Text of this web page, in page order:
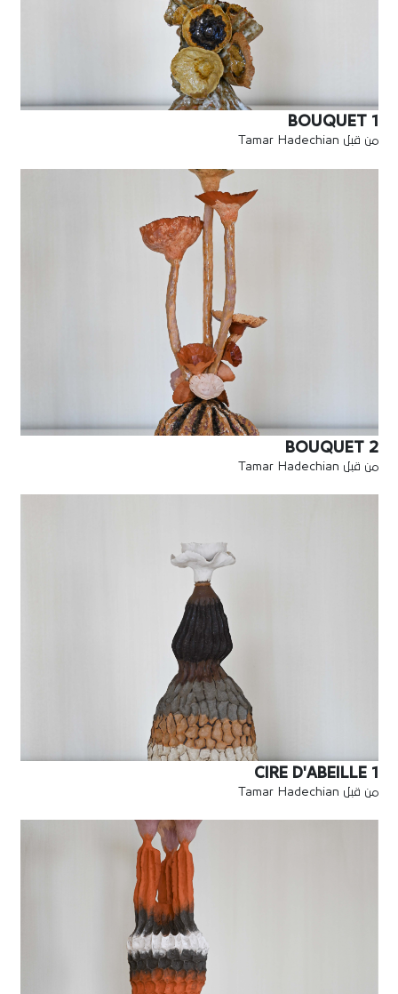
BOUQUET 1
من قبل Tamar Hadechian
BOUQUET 2
من قبل Tamar Hadechian
CIRE D'ABEILLE 1
من قبل Tamar Hadechian